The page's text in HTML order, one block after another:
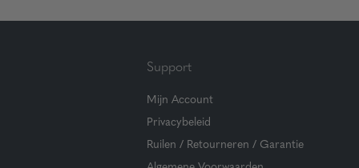
Support
Mijn Account
Privacybeleid
Ruilen / Retourneren / Garantie